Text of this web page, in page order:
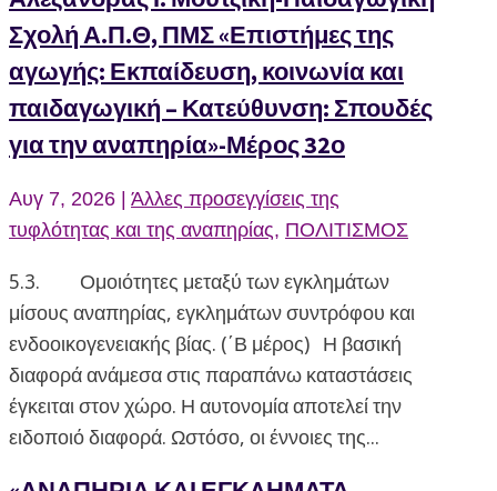
Σχολή Α.Π.Θ, ΠΜΣ «Επιστήμες της
αγωγής: Εκπαίδευση, κοινωνία και
παιδαγωγική – Κατεύθυνση: Σπουδές
για την αναπηρία»-Μέρος 32ο
Αυγ 7, 2026 | Άλλες προσεγγίσεις της
τυφλότητας και της αναπηρίας, ΠΟΛΙΤΙΣΜΟΣ
5.3. Ομοιότητες μεταξύ των εγκλημάτων
μίσους αναπηρίας, εγκλημάτων συντρόφου και
ενδοοικογενειακής βίας. (΄Β μέρος) Η βασική
διαφορά ανάμεσα στις παραπάνω καταστάσεις
έγκειται στον χώρο. Η αυτονομία αποτελεί την
ειδοποιό διαφορά. Ωστόσο, οι έννοιες της...